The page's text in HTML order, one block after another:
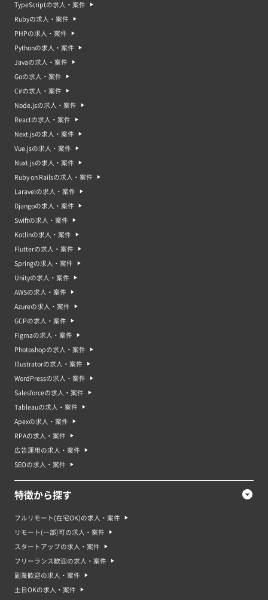
WEBディレクターの平均稼働日数
WEBディレクターの年収中央値・年収平均値
中央値：630万円｜平均値：654万円
Webディレクターってどんな仕事？Webディレクター案件・求人の特
徴
を担当する仕事のことです。Webディレクターは、Webサイトの制作に必要
な技術やツールを熟知しているため、サイトの制作からデザイン、コンテン
ティングなどは専門のスペシャリストがいるため、それらの人材を上手く活
用してサイト制作のプロジェクトが円滑に進むように調整することが重要で
Webディレクター案件・求人の市場動向やWebディレクターのニーズ
現在、Webディレクターという職種は需要が高く、求人も多い傾向にありま
す。どのようなサービスでもインターネット上での情報提供は必須になって
いて、Webサイトやサービスサイトの制作のニーズは絶えません。その上で
Webディレクターの案件や求人も増加しています。 また、Webサイトの種
多くのデータを活用するデータベース型のサイトなど、さまざまです。Web
ディレクターは、WebデザインやWebプログラミングの知識やスキルが必要
されるでしょう。さらに、Webディレクターは、ビジネスの目標や市場のニ
ーズを把握し、Webサイトがその目標を達成するための構造や戦略を策定す
る必要があります。視野が広く、経験の豊富なWebディレクターのニーズが
高まっています。
Webディレクターというのは、ウェブサイトやWebアプリケーションの開発
を担当するプロフェッショナルのことを指します。このようなポジションで
・ウェブサイトやWebアプリケーションの開発に関する知識と経験
・HTML、CSS、JavaScriptなどのウェブ開発言語の知識
・ユーザーインタフェース（UI）とユーザーエクスペリエンス（UX）のデ
ザインの知識
・プロジェクトマネジメント能力
・コミュニケーション能力
トやWebアプリケーションを開発し、運用するために欠かせません。
Webディレクターのスキルを高めるためには、さまざまな経験を積むことが
大切です。Web制作に特化した資格の取得や、Webデザインやマーケティン
つけることができます。また、Web業界の最新トレンドや技術を追っておく
ことも重要です。例えば、HTMLやCSSといったWeb制作に必要なプログラ
TypeScriptの求人・案件
Rubyの求人・案件
PHPの求人・案件
Pythonの求人・案件
Javaの求人・案件
Goの求人・案件
C#の求人・案件
Node.jsの求人・案件
Reactの求人・案件
Next.jsの求人・案件
Vue.jsの求人・案件
Nuxt.jsの求人・案件
Ruby on Railsの求人・案件
Laravelの求人・案件
Djangoの求人・案件
Swiftの求人・案件
Kotlinの求人・案件
Flutterの求人・案件
Springの求人・案件
Unityの求人・案件
AWSの求人・案件
Azureの求人・案件
GCPの求人・案件
Figmaの求人・案件
Photoshopの求人・案件
Illustratorの求人・案件
WordPressの求人・案件
Salesforceの求人・案件
Tableauの求人・案件
Apexの求人・案件
RPAの求人・案件
広告運用の求人・案件
SEOの求人・案件
特徴から探す
フルリモート(在宅OK)の求人・案件
リモート(一部)可の求人・案件
スタートアップの求人・案件
フリーランス歓迎の求人・案件
副業歓迎の求人・案件
土日OKの求人・案件